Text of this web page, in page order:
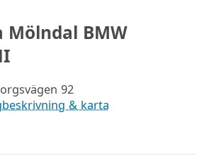
Mölndal BMW
92
& karta